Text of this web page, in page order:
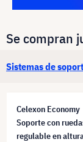
Se compran
Sistemas de
Celexon Economy
Soporte con
regulable en